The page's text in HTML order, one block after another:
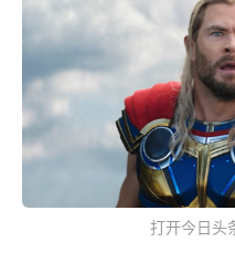
打开今日头